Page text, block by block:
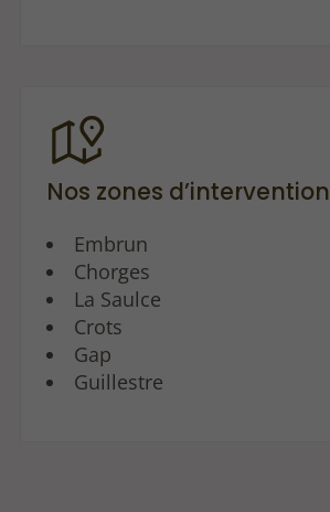
Nos zones d’intervention
Embrun
Chorges
La Saulce
Crots
Gap
Guillestre